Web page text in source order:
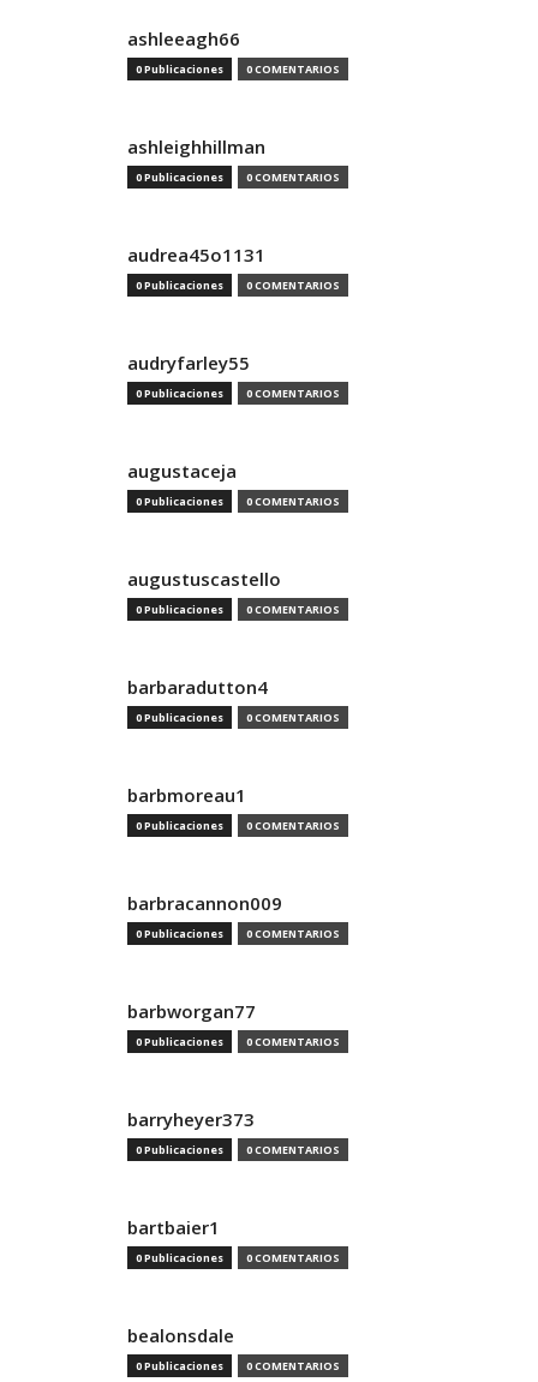
ashleeagh66
0 Publicaciones 0 COMENTARIOS
ashleighhillman
0 Publicaciones 0 COMENTARIOS
audrea45o1131
0 Publicaciones 0 COMENTARIOS
audryfarley55
0 Publicaciones 0 COMENTARIOS
augustaceja
0 Publicaciones 0 COMENTARIOS
augustuscastello
0 Publicaciones 0 COMENTARIOS
barbaradutton4
0 Publicaciones 0 COMENTARIOS
barbmoreau1
0 Publicaciones 0 COMENTARIOS
barbracannon009
0 Publicaciones 0 COMENTARIOS
barbworgan77
0 Publicaciones 0 COMENTARIOS
barryheyer373
0 Publicaciones 0 COMENTARIOS
bartbaier1
0 Publicaciones 0 COMENTARIOS
bealonsdale
0 Publicaciones 0 COMENTARIOS